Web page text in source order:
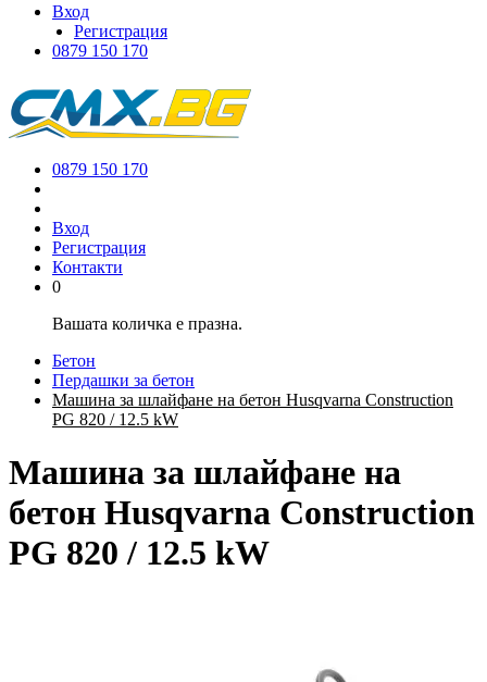
Вход
Регистрация
0879 150 170
0879 150 170
Вход
Регистрация
Контакти
0
Вашата количка е празна.
Бетон
Пердашки за бетон
Машина за шлайфане на бетон Husqvarna Construction
PG 820 / 12.5 kW
Машина за шлайфане на
бетон Husqvarna Construction
PG 820 / 12.5 kW